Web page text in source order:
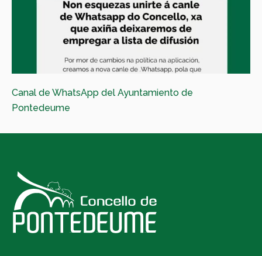
Canal de WhatsApp del Ayuntamiento de
Pontedeume